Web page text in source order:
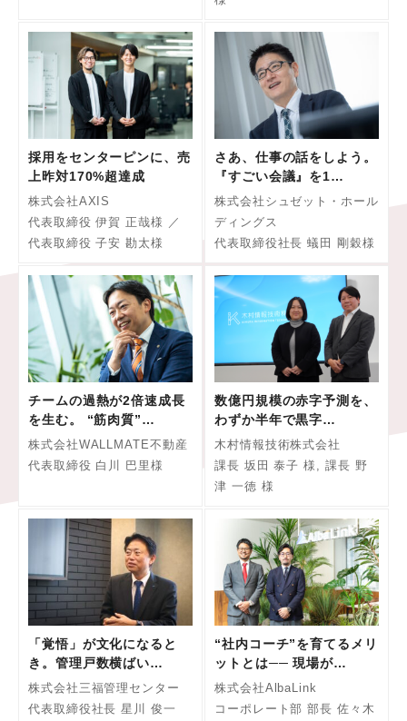
採用をセンターピンに、売
上昨対170%超達成
株式会社AXIS
代表取締役 伊賀 正哉様 ／
代表取締役 子安 勘太様
さあ、仕事の話をしよう。
『すごい会議』を1…
株式会社シュゼット・ホール
ディングス
代表取締役社長 蟻田 剛穀様
チームの過熱が2倍速成長
を生む。 “筋肉質”…
株式会社WALLMATE不動産
代表取締役 白川 巴里様
数億円規模の赤字予測を、
わずか半年で黒字…
木村情報技術株式会社
課長 坂田 泰子 様, 課長 野
津 一徳 様
「覚悟」が文化になると
き。管理戸数横ばい…
株式会社三福管理センター
代表取締役社長 星川 俊一
“社内コーチ”を育てるメリ
ットとは── 現場が…
株式会社AlbaLink
コーポレート部 部長 佐々木